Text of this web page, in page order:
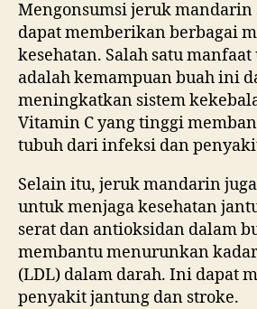
Mengonsumsi jeruk mandarin
dapat memberikan berbagai
kesehatan. Salah satu
adalah kemampuan buah ini
meningkatkan sistem
Vitamin C yang tinggi
tubuh dari infeksi dan
Selain itu, jeruk mandarin
untuk menjaga kesehatan
serat dan antioksidan dalam
membantu menurunkan
(LDL) dalam darah. Ini dapat
penyakit jantung dan stroke.